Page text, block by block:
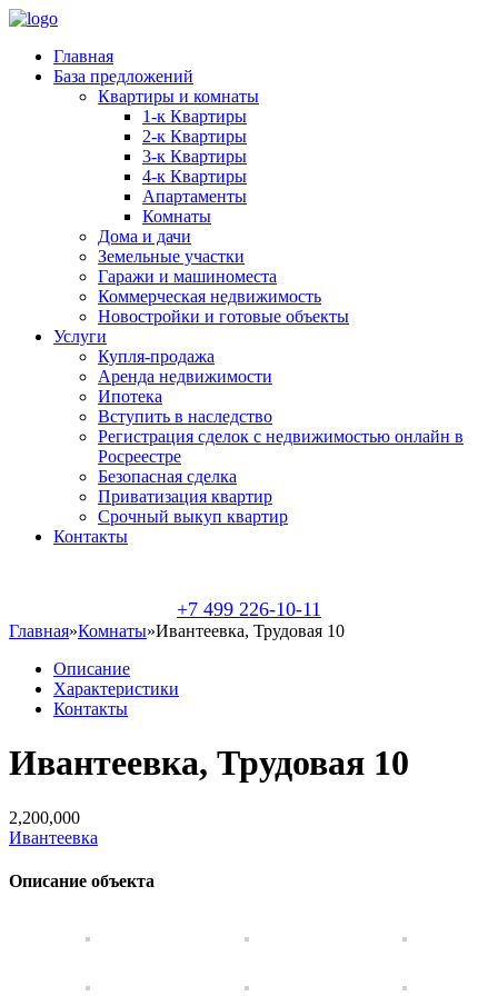
Главная
База предложений
Квартиры и комнаты
1-к Квартиры
2-к Квартиры
3-к Квартиры
4-к Квартиры
Апартаменты
Комнаты
Дома и дачи
Земельные участки
Гаражи и машиноместа
Коммерческая недвижимость
Новостройки и готовые объекты
Услуги
Купля-продажа
Аренда недвижимости
Ипотека
Вступить в наследство
Регистрация сделок с недвижимостью онлайн в
Росреестре
Безопасная сделка
Приватизация квартир
Срочный выкуп квартир
Контакты
+7 499 226-10-11
Главная»Комнаты»Ивантеевка, Трудовая 10
Описание
Характеристики
Контакты
Ивантеевка, Трудовая 10
2,200,000
Ивантеевка
Описание объекта